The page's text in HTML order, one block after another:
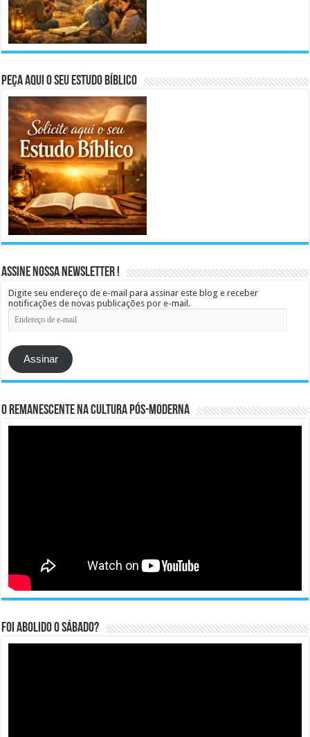
Peça aqui o seu Estudo Bíblico
Assine Nossa Newsletter !
Digite seu endereço de e-mail para assinar este blog e receber
notificações de novas publicações por e-mail.
Endereço
de
mail
Assinar
O remanescente na cultura pós-moderna
Foi abolido o sábado?